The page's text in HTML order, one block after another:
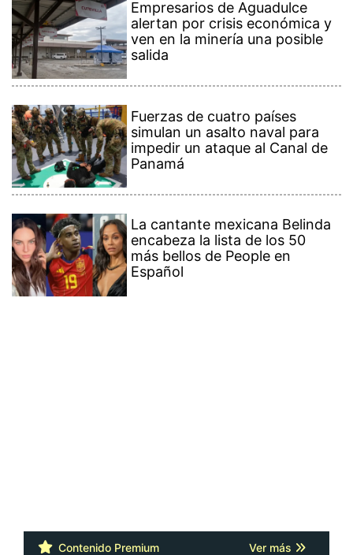
Empresarios de Aguadulce
alertan por crisis económica y
ven en la minería una posible
salida
Fuerzas de cuatro países
simulan un asalto naval para
impedir un ataque al Canal de
Panamá
La cantante mexicana Belinda
encabeza la lista de los 50
más bellos de People en
Español
Contenido Premium Ver más